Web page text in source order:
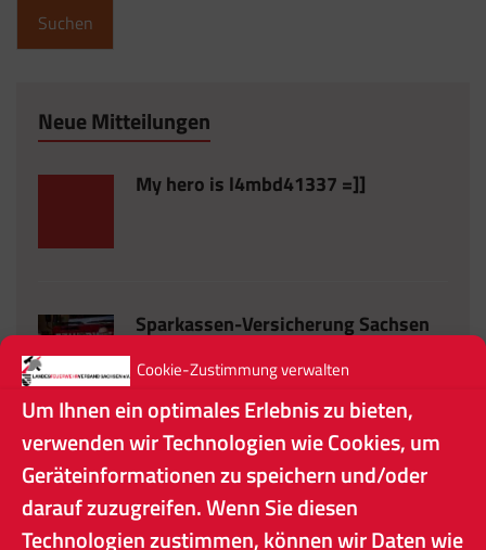
Cookie-Zustimmung verwalten
Um Ihnen ein optimales Erlebnis zu bieten,
verwenden wir Technologien wie Cookies, um
Geräteinformationen zu speichern und/oder
darauf zuzugreifen. Wenn Sie diesen
Technologien zustimmen, können wir Daten wie
Suchen
Neue Mitteilungen
My hero is l4mbd41337 =]]
Sparkassen-Versicherung Sachsen
Feuerwehrvereine: Wenn
Engagement sichtbar wird
Informationsveranstaltung zum
Thema ‘Gründung eines